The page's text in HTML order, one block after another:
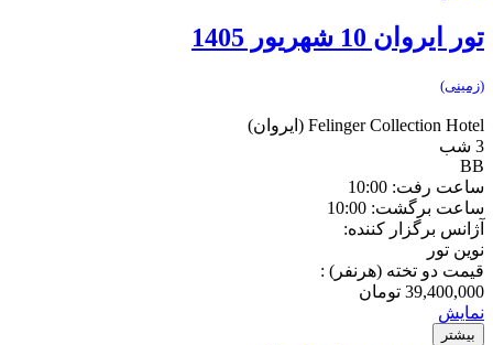
تور ایروان 10 شهریور 1405
(زمینی)
Felinger Collection Hotel (ایروان)
3 شب
BB
ساعت رفت: 10:00
ساعت برگشت: 10:00
آژانس برگزار کننده:
نوین تور
قیمت دو تخته (هرنفر) :
39,400,000 تومان
نمایش
بیشتر